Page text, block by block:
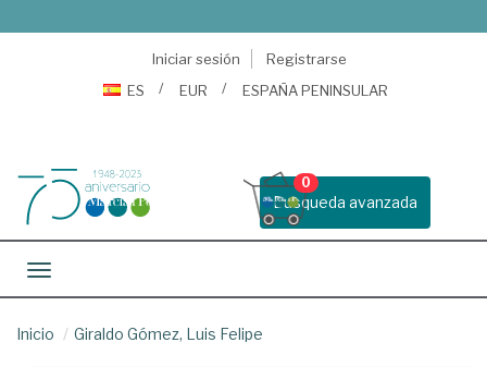
Iniciar sesión
Registrarse
ES
EUR ESPAÑA PENINSULAR
Busqueda avanzada
0
Toggle navigation
Inicio Giraldo Gómez, Luis Felipe